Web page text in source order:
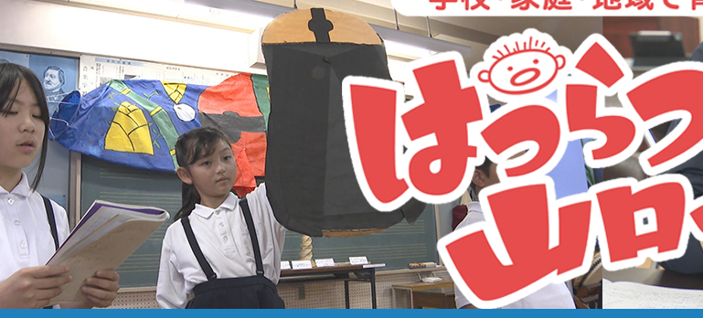
KRYイチオシ番組
KRYの番組
KRYさわやかモーニング
月～金
あさ5:20～6:54
らいふ
午後5:20頃～5:53（kry news every. 2
部内）
kry news
月～金
午後3:50
わくわく
日曜日
あさ
元気創出！やまぐち
日曜日
あさ11:10～11:25
しものせき21
日曜日
午前11:50〜12:00
ちかくに
日曜日
午前
月～金 あさ 7:00～11:00
月～金 正午～ごご4:00
月～金 夕
週刊ENJOYランニング
土曜日 あさ 7:30～7:45
どよーDA！
土曜日 あさ 9:00～正午
土曜日 正
ラジKING GOLD
土曜日 ごご 4:00～4:55
大人の音楽堂～ういろう、ひねってみま
土曜日 夕方 5:00～5:30
きょうも
毎週土曜
ご昭和く
日曜日 あ
なりはたりき
日曜日 よる9：00～9：30
県内の被爆者の平均年齢は87.41歳に
広島に原爆が投下されて81年目の6日、山口市では原爆で亡く
2026.8.6 12:04
【山口天気 朝刊8/6】熱中症警戒アラート20日連続…きょう6日
(木)は体温超えの気温も続出 その後も体力消耗に要注意の日々
が続く 台風13号は沖縄～大陸方面へ
きょう6日(木)の県内には、20日連続となる「熱中症警戒アラ...
2026.8.6 6:42
近隣のお天気 衛星画像
今の気温（アメダス）
レーダー 土砂災害
台風情報
洗濯情報 紫外線情報
お肌乾燥情報
花粉情報 PM2.5予
熱中症情報
イベント情報
コンサート・舞台
【要事前予約】24時間テレビ49 ①番組生放送②ミニコンサー
ト・トークショー観覧者募集
2026年8月30日 ①11：30～(生放送) ②13：30～(ミニコンサー
ト)
田中 泰平 中村 衣里
畑中 里咲
渡辺 三千彦 秋山 幸輝
新井 道子
榎本 まさひろ 北川 加寿美
鈴木 久美
清家 律子 竹島 知江
山根 由紀夫
山本 恭子 山本 博子
あさ5:20～6:54
午後5:20頃～5:53（kry news every. 2
部内）
午後3:50
わくわく
日曜日
あさ10:55
元気創出！やまぐち
日曜日
あさ11:10～11:25
しものせき21
午前11:50〜12:00
ちかくに
日曜日
午前10:55
土曜日 ごご 4:00～4:55
した～
土曜日 夕方 5:00～5:30
毎週土曜
ご昭和く
日曜日 あ
なりはたりき
日曜日 よる9：00～9：30
【山口天気 朝刊8/6】熱中症警戒アラート20日連続…きょう6日
(木)は体温超えの気温も続出 その後も体力消耗に要注意の日々
が続く 台風13号は沖縄～大陸方面へ
きょう6日(木)の県内には、20日連続となる「熱中症警戒アラ...
2026.8.6 6:42
お肌乾燥情報
花粉情報 PM2.5予
ト)
イベント
山口放送開局70周年記念10keiちゃんねる 10FAM MEETING
2026
2026年10月3日(土)
鈴木 久美
清家 律子 竹島 知江
山本 恭子 山本 博子